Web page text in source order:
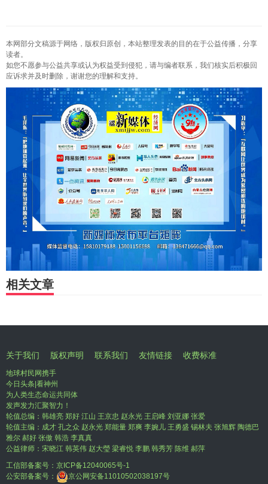
本网部分文稿源于网络，版权归原创，本站整理发表的目的在于公益传播，分享
读者。
如您不愿参与公益共享或认为权益受到侵犯，请与编者联系，我们核实后积极回
应诉求并及时删除，谢谢您的理解和支持。
相关文章
关于我们 版权声明 联系我们 友情链接 收费标准
地球村民网携手
今日头条|看神州
为人类生态命运共同体
发声发力汇聚智力！
轮值总编：韩雄亮 郑好 江山 王京忠 赵永光 王启峰 刘亚娜 张爱
轮值主编：成才 孔之众 赵永光 郑能量 郑爽 李婉儿 王勇盛 锡林夫 张旭辉 陶德巴
雅尔 郝好 张傲 韩浩 李真真
公益律师：宋晓江 韩英伟 赵大瑩 梁睿悦 李鹏 韩秀芳 陈维 郝萍
工信部备案号： 京ICP备12040065号-1
公安部备案号：
京公网安备11010502038197号